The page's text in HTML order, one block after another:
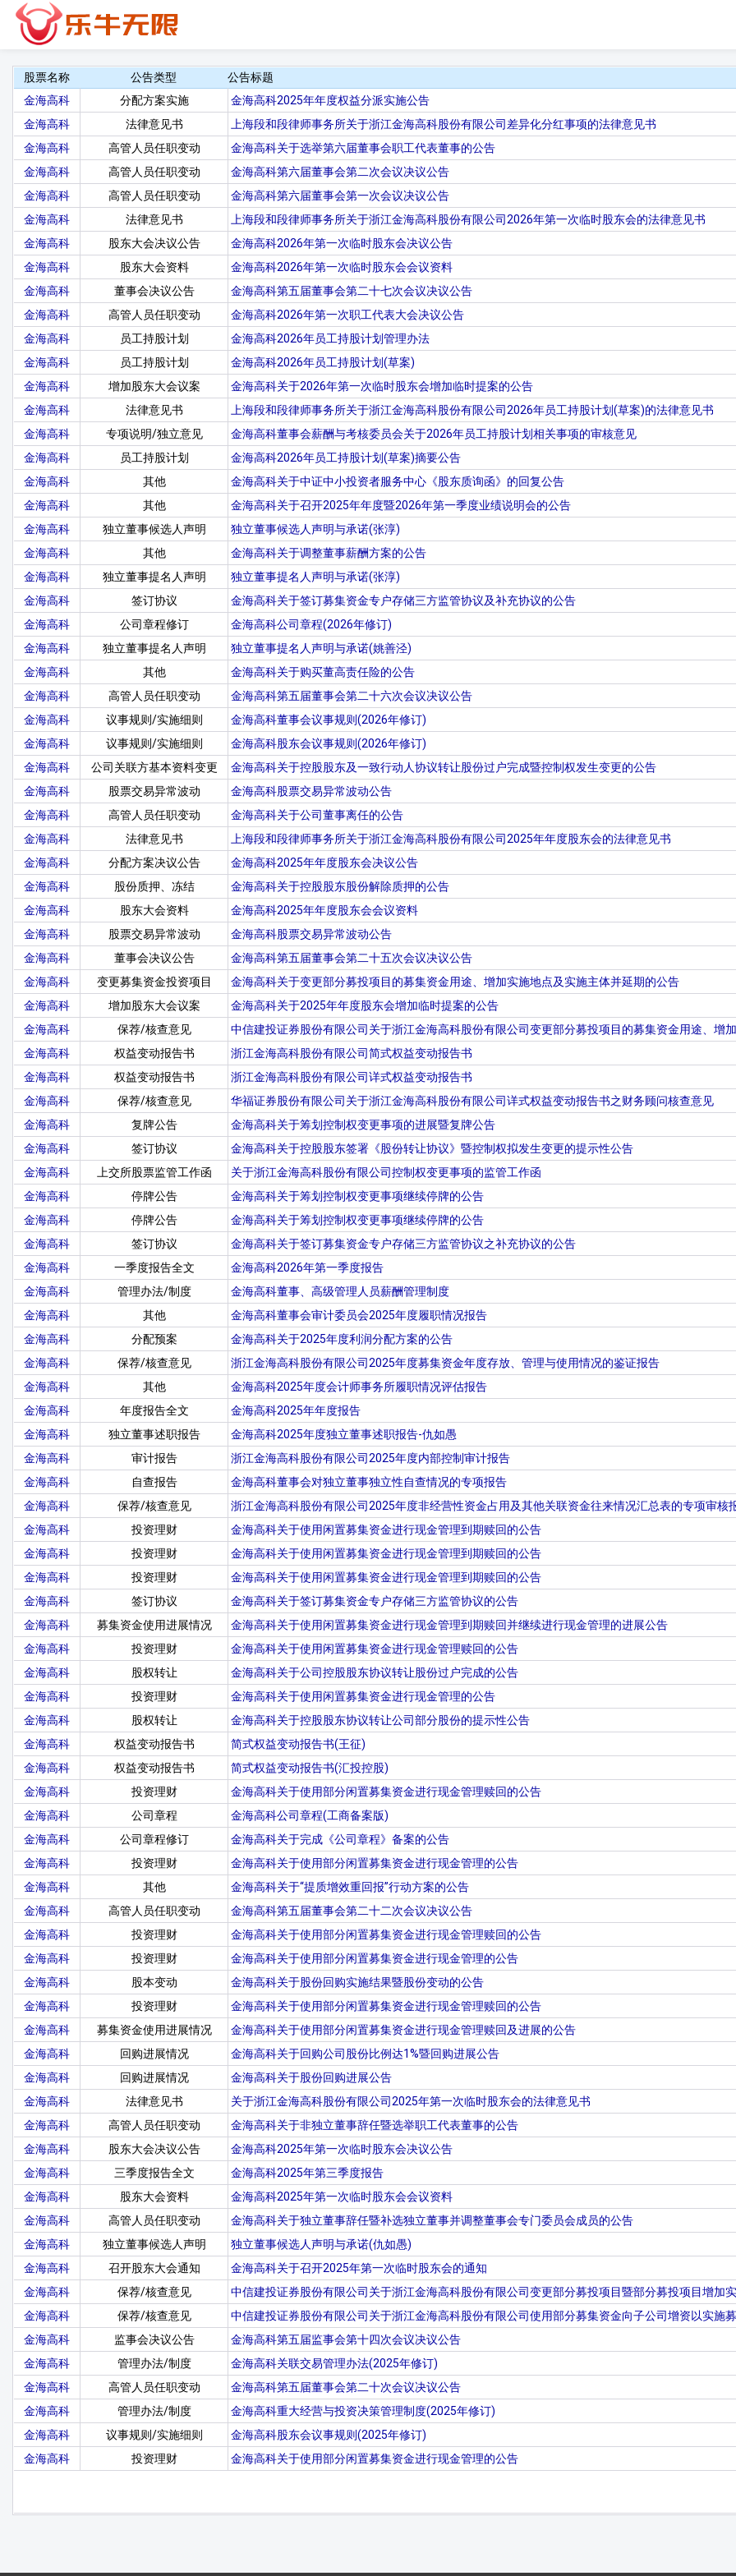
股票名称 公告类型
公告标题
金海高科
分配方案实施
金海高科2025年年度权益分派实施公告
金海高科
法律意见书
上海段和段律师事务所关于浙江金海高科股份有限公司差异化分红事项的法律意见书
金海高科
高管人员任职变动
金海高科关于选举第六届董事会职工代表董事的公告
金海高科
高管人员任职变动
金海高科第六届董事会第二次会议决议公告
金海高科
高管人员任职变动
金海高科第六届董事会第一次会议决议公告
金海高科
法律意见书
上海段和段律师事务所关于浙江金海高科股份有限公司2026年第一次临时股东会的法律意见书
金海高科
股东大会决议公告
金海高科2026年第一次临时股东会决议公告
金海高科
股东大会资料
金海高科2026年第一次临时股东会会议资料
金海高科
董事会决议公告
金海高科第五届董事会第二十七次会议决议公告
金海高科
高管人员任职变动
金海高科2026年第一次职工代表大会决议公告
金海高科
员工持股计划
金海高科2026年员工持股计划管理办法
金海高科
员工持股计划
金海高科2026年员工持股计划(草案)
金海高科
增加股东大会议案
金海高科关于2026年第一次临时股东会增加临时提案的公告
金海高科
法律意见书
上海段和段律师事务所关于浙江金海高科股份有限公司2026年员工持股计划(草案)的法律意见书
金海高科
专项说明/独立意见
金海高科董事会薪酬与考核委员会关于2026年员工持股计划相关事项的审核意见
金海高科
员工持股计划
金海高科2026年员工持股计划(草案)摘要公告
金海高科
其他
金海高科关于中证中小投资者服务中心《股东质询函》的回复公告
金海高科
其他
金海高科关于召开2025年年度暨2026年第一季度业绩说明会的公告
金海高科
独立董事候选人声明
独立董事候选人声明与承诺(张淳)
金海高科
其他
金海高科关于调整董事薪酬方案的公告
金海高科
独立董事提名人声明
独立董事提名人声明与承诺(张淳)
金海高科
签订协议
金海高科关于签订募集资金专户存储三方监管协议及补充协议的公告
金海高科
公司章程修订
金海高科公司章程(2026年修订)
金海高科
独立董事提名人声明
独立董事提名人声明与承诺(姚善泾)
金海高科
其他
金海高科关于购买董高责任险的公告
金海高科
高管人员任职变动
金海高科第五届董事会第二十六次会议决议公告
金海高科
议事规则/实施细则
金海高科董事会议事规则(2026年修订)
金海高科
议事规则/实施细则
金海高科股东会议事规则(2026年修订)
金海高科
公司关联方基本资料变更
金海高科关于控股股东及一致行动人协议转让股份过户完成暨控制权发生变更的公告
金海高科
股票交易异常波动
金海高科股票交易异常波动公告
金海高科
高管人员任职变动
金海高科关于公司董事离任的公告
金海高科
法律意见书
上海段和段律师事务所关于浙江金海高科股份有限公司2025年年度股东会的法律意见书
金海高科
分配方案决议公告
金海高科2025年年度股东会决议公告
金海高科
股份质押、冻结
金海高科关于控股股东股份解除质押的公告
金海高科
股东大会资料
金海高科2025年年度股东会会议资料
金海高科
股票交易异常波动
金海高科股票交易异常波动公告
金海高科
董事会决议公告
金海高科第五届董事会第二十五次会议决议公告
金海高科
变更募集资金投资项目
金海高科关于变更部分募投项目的募集资金用途、增加实施地点及实施主体并延期的公告
金海高科
增加股东大会议案
金海高科关于2025年年度股东会增加临时提案的公告
金海高科
保荐/核查意见
中信建投证券股份有限公司关于浙江金海高科股份有限公司变更部分募投项目的募集资金用途、增
金海高科
权益变动报告书
浙江金海高科股份有限公司简式权益变动报告书
金海高科
权益变动报告书
浙江金海高科股份有限公司详式权益变动报告书
金海高科
保荐/核查意见
华福证券股份有限公司关于浙江金海高科股份有限公司详式权益变动报告书之财务顾问核查意见
金海高科
复牌公告
金海高科关于筹划控制权变更事项的进展暨复牌公告
金海高科
签订协议
金海高科关于控股股东签署《股份转让协议》暨控制权拟发生变更的提示性公告
金海高科
上交所股票监管工作函
关于浙江金海高科股份有限公司控制权变更事项的监管工作函
金海高科
停牌公告
金海高科关于筹划控制权变更事项继续停牌的公告
金海高科
停牌公告
金海高科关于筹划控制权变更事项继续停牌的公告
金海高科
签订协议
金海高科关于签订募集资金专户存储三方监管协议之补充协议的公告
金海高科
一季度报告全文
金海高科2026年第一季度报告
金海高科
管理办法/制度
金海高科董事、高级管理人员薪酬管理制度
金海高科
其他
金海高科董事会审计委员会2025年度履职情况报告
金海高科
分配预案
金海高科关于2025年度利润分配方案的公告
金海高科
保荐/核查意见
浙江金海高科股份有限公司2025年度募集资金年度存放、管理与使用情况的鉴证报告
金海高科
其他
金海高科2025年度会计师事务所履职情况评估报告
金海高科
年度报告全文
金海高科2025年年度报告
金海高科
独立董事述职报告
金海高科2025年度独立董事述职报告-仇如愚
金海高科
审计报告
浙江金海高科股份有限公司2025年度内部控制审计报告
金海高科
自查报告
金海高科董事会对独立董事独立性自查情况的专项报告
金海高科
保荐/核查意见
浙江金海高科股份有限公司2025年度非经营性资金占用及其他关联资金往来情况汇总表的专项审核
金海高科
投资理财
金海高科关于使用闲置募集资金进行现金管理到期赎回的公告
金海高科
投资理财
金海高科关于使用闲置募集资金进行现金管理到期赎回的公告
金海高科
投资理财
金海高科关于使用闲置募集资金进行现金管理到期赎回的公告
金海高科
签订协议
金海高科关于签订募集资金专户存储三方监管协议的公告
金海高科
募集资金使用进展情况
金海高科关于使用闲置募集资金进行现金管理到期赎回并继续进行现金管理的进展公告
金海高科
投资理财
金海高科关于使用闲置募集资金进行现金管理赎回的公告
金海高科
股权转让
金海高科关于公司控股股东协议转让股份过户完成的公告
金海高科
投资理财
金海高科关于使用闲置募集资金进行现金管理的公告
金海高科
股权转让
金海高科关于控股股东协议转让公司部分股份的提示性公告
金海高科
权益变动报告书
简式权益变动报告书(王征)
金海高科
权益变动报告书
简式权益变动报告书(汇投控股)
金海高科
投资理财
金海高科关于使用部分闲置募集资金进行现金管理赎回的公告
金海高科
公司章程
金海高科公司章程(工商备案版)
金海高科
公司章程修订
金海高科关于完成《公司章程》备案的公告
金海高科
投资理财
金海高科关于使用部分闲置募集资金进行现金管理的公告
金海高科
其他
金海高科关于“提质增效重回报”行动方案的公告
金海高科
高管人员任职变动
金海高科第五届董事会第二十二次会议决议公告
金海高科
投资理财
金海高科关于使用部分闲置募集资金进行现金管理赎回的公告
金海高科
投资理财
金海高科关于使用部分闲置募集资金进行现金管理的公告
金海高科
股本变动
金海高科关于股份回购实施结果暨股份变动的公告
金海高科
投资理财
金海高科关于使用部分闲置募集资金进行现金管理赎回的公告
金海高科
募集资金使用进展情况
金海高科关于使用部分闲置募集资金进行现金管理赎回及进展的公告
金海高科
回购进展情况
金海高科关于回购公司股份比例达1%暨回购进展公告
金海高科
回购进展情况
金海高科关于股份回购进展公告
金海高科
法律意见书
关于浙江金海高科股份有限公司2025年第一次临时股东会的法律意见书
金海高科
高管人员任职变动
金海高科关于非独立董事辞任暨选举职工代表董事的公告
金海高科
股东大会决议公告
金海高科2025年第一次临时股东会决议公告
金海高科
三季度报告全文
金海高科2025年第三季度报告
金海高科
股东大会资料
金海高科2025年第一次临时股东会会议资料
金海高科
高管人员任职变动
金海高科关于独立董事辞任暨补选独立董事并调整董事会专门委员会成员的公告
金海高科
独立董事候选人声明
独立董事候选人声明与承诺(仇如愚)
金海高科
召开股东大会通知
金海高科关于召开2025年第一次临时股东会的通知
金海高科
保荐/核查意见
中信建投证券股份有限公司关于浙江金海高科股份有限公司变更部分募投项目暨部分募投项目增加
金海高科
保荐/核查意见
中信建投证券股份有限公司关于浙江金海高科股份有限公司使用部分募集资金向子公司增资以实施
金海高科
监事会决议公告
金海高科第五届监事会第十四次会议决议公告
金海高科
管理办法/制度
金海高科关联交易管理办法(2025年修订)
金海高科
高管人员任职变动
金海高科第五届董事会第二十次会议决议公告
金海高科
管理办法/制度
金海高科重大经营与投资决策管理制度(2025年修订)
金海高科
议事规则/实施细则
金海高科股东会议事规则(2025年修订)
金海高科
投资理财 金海高科关于使用部分闲置募集资金进行现金管理的公告